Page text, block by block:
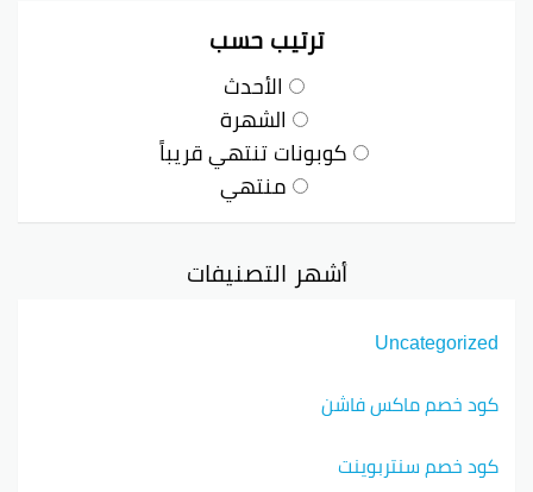
ترتيب حسب
الأحدث
الشهرة
كوبونات تنتهي قريباً
منتهي
أشهر التصنيفات
Uncategorized
كود خصم ماكس فاشن
كود خصم سنتربوينت